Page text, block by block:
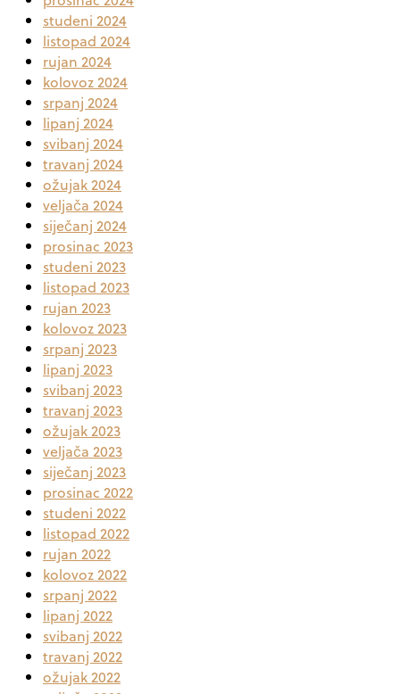
studeni 2024
listopad 2024
rujan 2024
kolovoz 2024
srpanj 2024
lipanj 2024
svibanj 2024
travanj 2024
ožujak 2024
veljača 2024
siječanj 2024
prosinac 2023
studeni 2023
listopad 2023
rujan 2023
kolovoz 2023
srpanj 2023
lipanj 2023
svibanj 2023
travanj 2023
ožujak 2023
veljača 2023
siječanj 2023
prosinac 2022
studeni 2022
listopad 2022
rujan 2022
kolovoz 2022
srpanj 2022
lipanj 2022
svibanj 2022
travanj 2022
ožujak 2022